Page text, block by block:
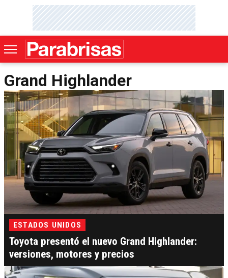
Grand Highlander
ESTADOS UNIDOS
Toyota presentó el nuevo Grand Highlander:
versiones, motores y precios